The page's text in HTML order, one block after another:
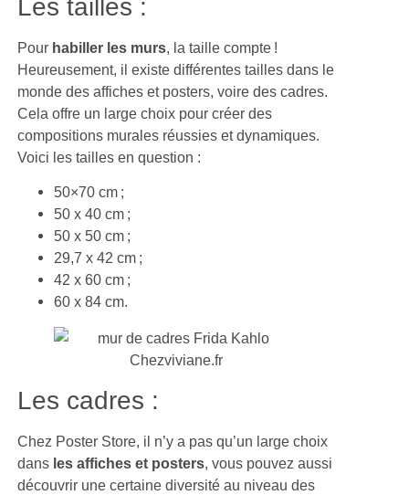
Les tailles :
Pour habiller les murs, la taille compte !
Heureusement, il existe différentes tailles dans le
monde des affiches et posters, voire des cadres.
Cela offre un large choix pour créer des
compositions murales réussies et dynamiques.
Voici les tailles en question :
50×70 cm ;
50 x 40 cm ;
50 x 50 cm ;
29,7 x 42 cm ;
42 x 60 cm ;
60 x 84 cm.
Les cadres :
Chez Poster Store, il n’y a pas qu’un large choix
dans les affiches et posters, vous pouvez aussi
découvrir une certaine diversité au niveau des